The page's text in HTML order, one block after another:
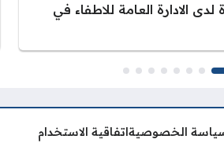
الادارة العامة للاطفاء في
الخصوصيةاتفاقية الاستخدام